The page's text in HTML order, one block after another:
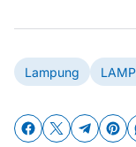
Lampung